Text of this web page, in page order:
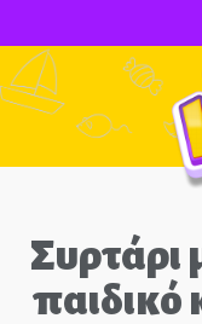
Συρτάρι
παιδικό